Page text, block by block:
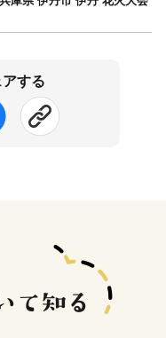
する